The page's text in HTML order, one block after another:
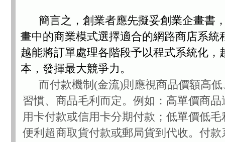
簡言之，創業者應先擬妥創業企畫書
畫中的商業模式選擇適合的網路商店系統
越能將訂單處理各階段予以程式系統化，
本，發揮最大競爭力。
而付款機制(金流)則應視商品價額高
習慣、商品毛利而定。例如：高單價商品
用卡付款或信用卡分期付款；低單價低毛
便利超商取貨付款或郵局貨到代收。付款